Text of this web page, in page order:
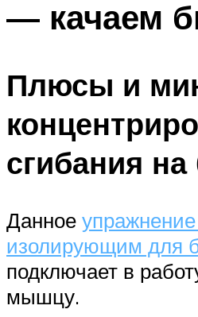
БАССЕЙН ДЛЯ ДОМА
МЕНЮ
— качаем
Плюсы и
сгибания
Данное
изолирующим для
подключает в
мышцу.